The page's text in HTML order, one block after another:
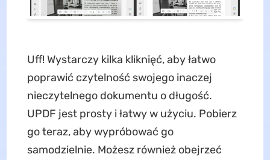
Uff! Wystarczy kilka kliknięć, aby łatwo
poprawić czytelność swojego inaczej
nieczytelnego dokumentu o długość.
UPDF jest prosty i łatwy w użyciu. Pobierz
go teraz, aby wypróbować go
samodzielnie. Możesz również obejrzeć